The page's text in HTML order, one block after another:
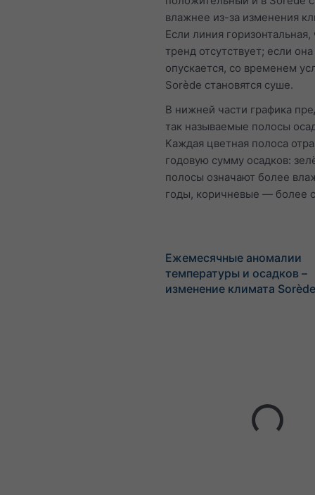
влажнее из-за изменения
Если линия горизонтальная,
тренд отсутствует; если она
опускается, со временем
Sorède становятся суше.
В нижней части графика
так называемые полосы
Каждая цветная полоса
годовую сумму осадков:
полосы означают более
годы, коричневые — более
Ежемесячные аномалии
температуры и осадков –
изменение климата Sorède